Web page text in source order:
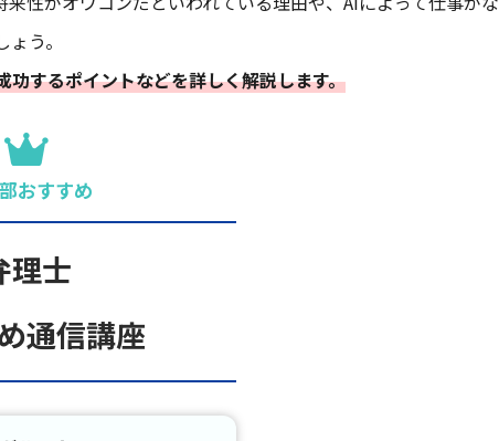
う。
するポイントなどを詳しく解説します。
おすすめ
理士
通信講座